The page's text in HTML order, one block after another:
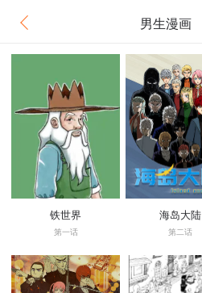
男生漫画
铁世界
第一话
海岛大陆
第二话